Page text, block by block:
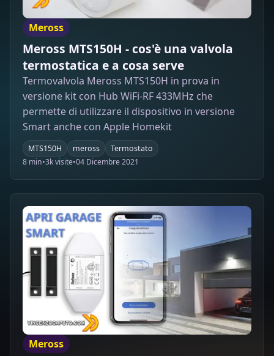
Meross
Meross MTS150H - cos'è una valvola
termostatica e a cosa serve
Termovalvola Meross MTS150H in prova in
versione kit con Hub WiFi-RF 433MHz che
permette di utilizzare il dispositivo in versione
Smart anche con Apple Homekit
MTS150H meross
Termostato
8 min•3k visite•04 Dicembre 2021
Meross